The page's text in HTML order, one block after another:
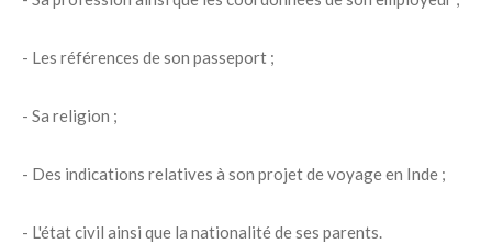
- Les références de son passeport ;
- Sa religion ;
- Des indications relatives à son projet de voyage en Inde ;
- L'état civil ainsi que la nationalité de ses parents.